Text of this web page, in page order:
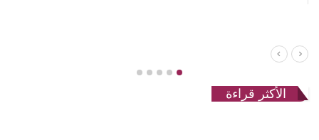
الأكثر قراءة